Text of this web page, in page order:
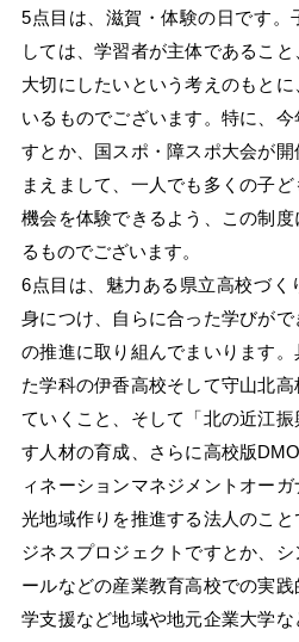
5点目は、滋賀・体験の日です。
しては、学習者が主体であるこ
大切にしたいという考えのもと
いるものでございます。特に、
すとか、国スポ・障スポ大会が
まえまして、一人でも多くの子
機会を体験できるよう、この制
るものでございます。
6点目は、魅力ある県立高校づく
身につけ、自らに合った学びが
の推進に取り組んでまいります
た学科の伊香高校そして守山北
ていくこと、そして「北の近江
す人材の育成、さらに高校版
ィネーションマネジメントオー
光地域作りを推進する法人のこ
ジネスプロジェクトですとか、
ールなどの産業教育高校での実
学支援など地域や地元企業大学